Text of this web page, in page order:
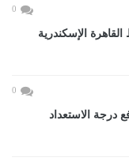
0
الإسكندرية
0
درجة الاستعداد